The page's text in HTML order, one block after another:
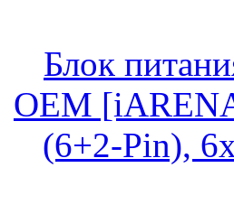
Блок
OEM
(6+2-Pin),